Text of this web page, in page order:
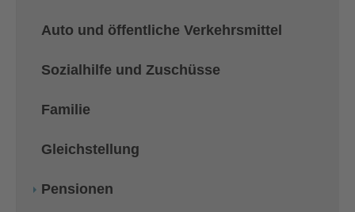
Auto und öffentliche Verkehrsmittel
Sozialhilfe und Zuschüsse
Familie
Gleichstellung
Pensionen